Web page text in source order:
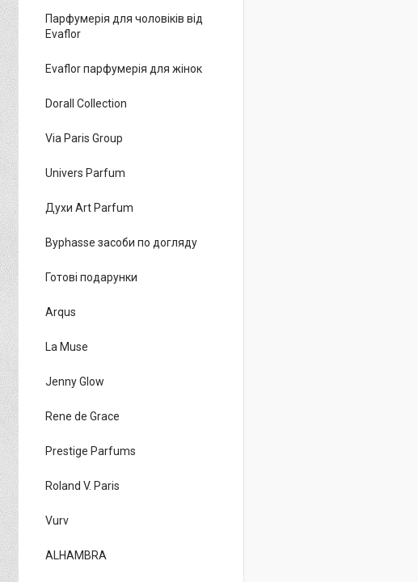
Парфумерія для чоловіків від
Evaflor
Evaflor парфумерія для жінок
Dorall Collection
Via Paris Group
Univers Parfum
Духи Art Parfum
Byphasse засоби по догляду
Готові подарунки
Arqus
La Muse
Jenny Glow
Rene de Grace
Prestige Parfums
Roland V. Paris
Vurv
ALHAMBRA